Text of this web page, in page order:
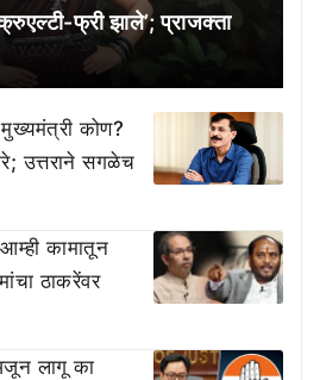
फ्री झाले’; प्राजक्ता
कोण?
उत्तराने सगळेच
आम्ही कामातून
ठाकरेंवर
लागू का